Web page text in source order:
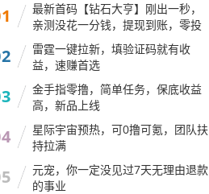
最新首码【钻石大亨】刚出一秒，
亲测没花一分钱，提现到账，零投
资不收费太爽了
雷霆一键拉新，填验证码就有收
益，速赚首选
金手指零撸，简单任务，保底收益
高，新品上线
星际宇宙预热，可0撸可氪，团队扶
持拉满
元宠，你一定没见过7天无理由退款
的事业